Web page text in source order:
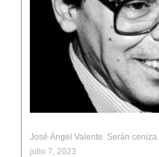
José Ángel Valente. Serán ceniza.
julio 7, 2023